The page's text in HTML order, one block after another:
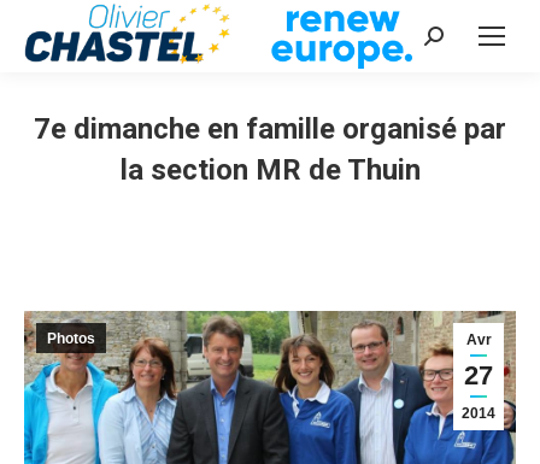
Recherche
7e dimanche en famille organisé par
la section MR de Thuin
Avr
27
2014
Photos